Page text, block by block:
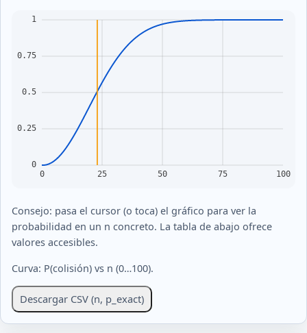
Consejo: pasa el cursor (o toca) el gráfico para ver la
probabilidad en un n concreto. La tabla de abajo ofrece
valores accesibles.
Curva: P(colisión) vs n (0…100).
Descargar CSV (n, p_exact)